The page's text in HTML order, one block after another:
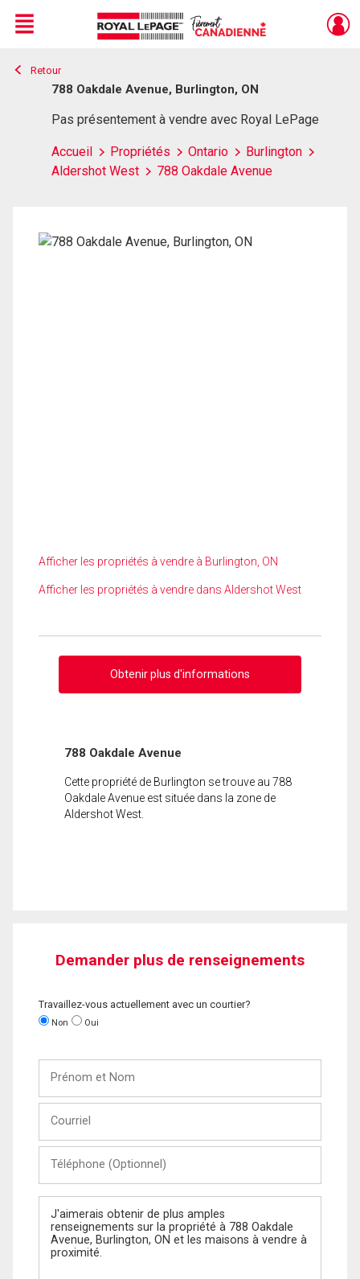
Live
En Direct
Menu
Retour
788 Oakdale Avenue, Burlington, ON
Pas présentement à vendre avec Royal LePage
Accueil Propriétés Ontario
Burlington
Aldershot West
788 Oakdale Avenue
Afficher les propriétés à vendre à Burlington, ON
Afficher les propriétés à vendre dans Aldershot West
Obtenir plus d'informations
788 Oakdale Avenue
Cette propriété de Burlington se trouve au 788
Oakdale Avenue est située dans la zone de
Aldershot West.
Demander plus de renseignements
Travaillez-vous actuellement avec un courtier?
Non Oui
Nom
(Optionnel)
Message